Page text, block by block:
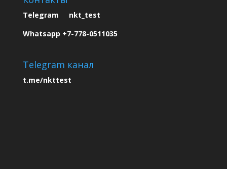
Telegram nkt_test
Whatsapp +7-778-0511035
Telegram канал
t.me/nkttest